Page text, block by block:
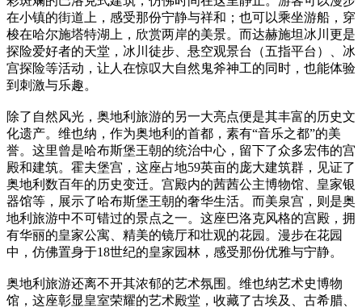
在小镇的街道上，感受那份宁静与祥和；也可以乘坐游船，穿
梭在哈尔施塔特湖上，欣赏两岸的美景。而达赫施坦冰川更是
探险爱好者的天堂，冰川徒步、悬空观景台（五指平台）、冰
宫探险等活动，让人在惊叹大自然鬼斧神工的同时，也能体验
到刺激与乐趣。
除了自然风光，奥地利旅游的另一大亮点便是其丰富的历史文
化遗产。维也纳，作为奥地利的首都，素有“音乐之都”的美
誉。这里曾是哈布斯堡王朝的统治中心，留下了众多宏伟的宫
殿和建筑。霍夫堡宫，这座占地59英亩的庞大建筑群，见证了
奥地利数百年的历史变迁。宫殿内的茜茜公主博物馆、皇家银
器馆等，展示了哈布斯堡王朝的奢华生活。而美泉宫，则是奥
地利旅游中不可错过的景点之一。这座巴洛克风格的宫殿，拥
有华丽的皇家公寓、精美的镜厅和壮观的花园。漫步在花园
中，仿佛置身于18世纪的皇家园林，感受那份优雅与宁静。
奥地利旅游还离不开其浓郁的艺术氛围。维也纳艺术史博物
馆，这座彰显皇室荣耀的艺术殿堂，收藏了古埃及、古希腊、